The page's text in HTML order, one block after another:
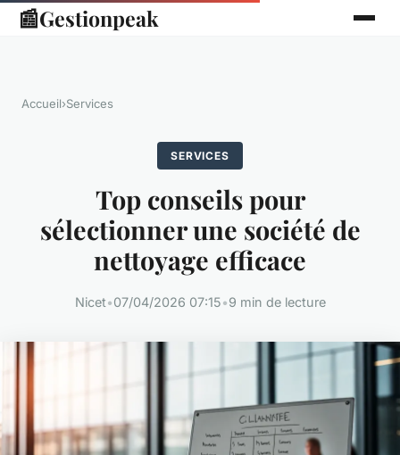
📰Gestionpeak
Accueil›Services
SERVICES
Top conseils pour
sélectionner une société de
nettoyage efficace
Nicet•07/04/2026 07:15•9 min de lecture